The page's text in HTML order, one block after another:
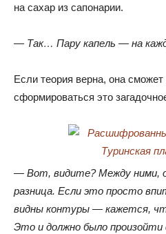
на сахар из сапонарии.
— Так… Пару капель — на
Если теория верна, она сможет
сформироваться это
— Вот, видите? Между ними,
разница. Если это просто
видны контуры — кажется,
Это и должно было